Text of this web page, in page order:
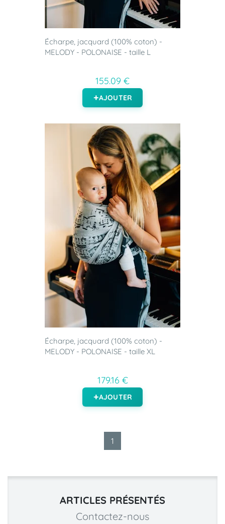
Écharpe, jacquard (100% coton) -
MELODY - POLONAISE - taille L
155.09 €
AJOUTER
Écharpe, jacquard (100% coton) -
MELODY - POLONAISE - taille XL
179.16 €
AJOUTER
1
ARTICLES PRÉSENTÉS
Contactez-nous